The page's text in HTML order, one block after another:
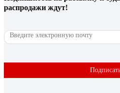
распродажи ждут!